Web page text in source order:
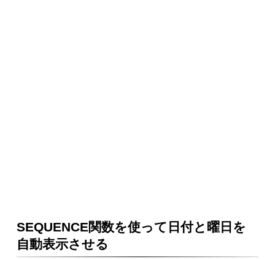
SEQUENCE関数を使って日付と曜日を
自動表示させる